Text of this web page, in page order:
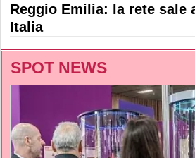
Reggio Emilia: la rete sale
Italia
SPOT NEWS